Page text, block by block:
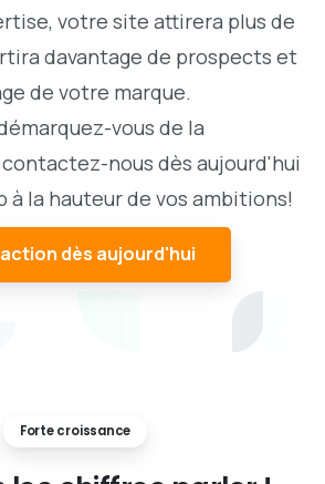
votre site attirera plus de
davantage de prospects et
de votre marque.
vous de la
nous dès aujourd'hui
à la hauteur de vos ambitions!
dès aujourd'hui
Forte croissance